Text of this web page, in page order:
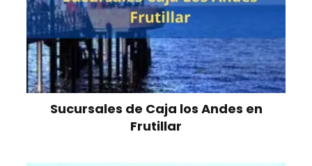
Sucursales de Caja los Andes en
Frutillar